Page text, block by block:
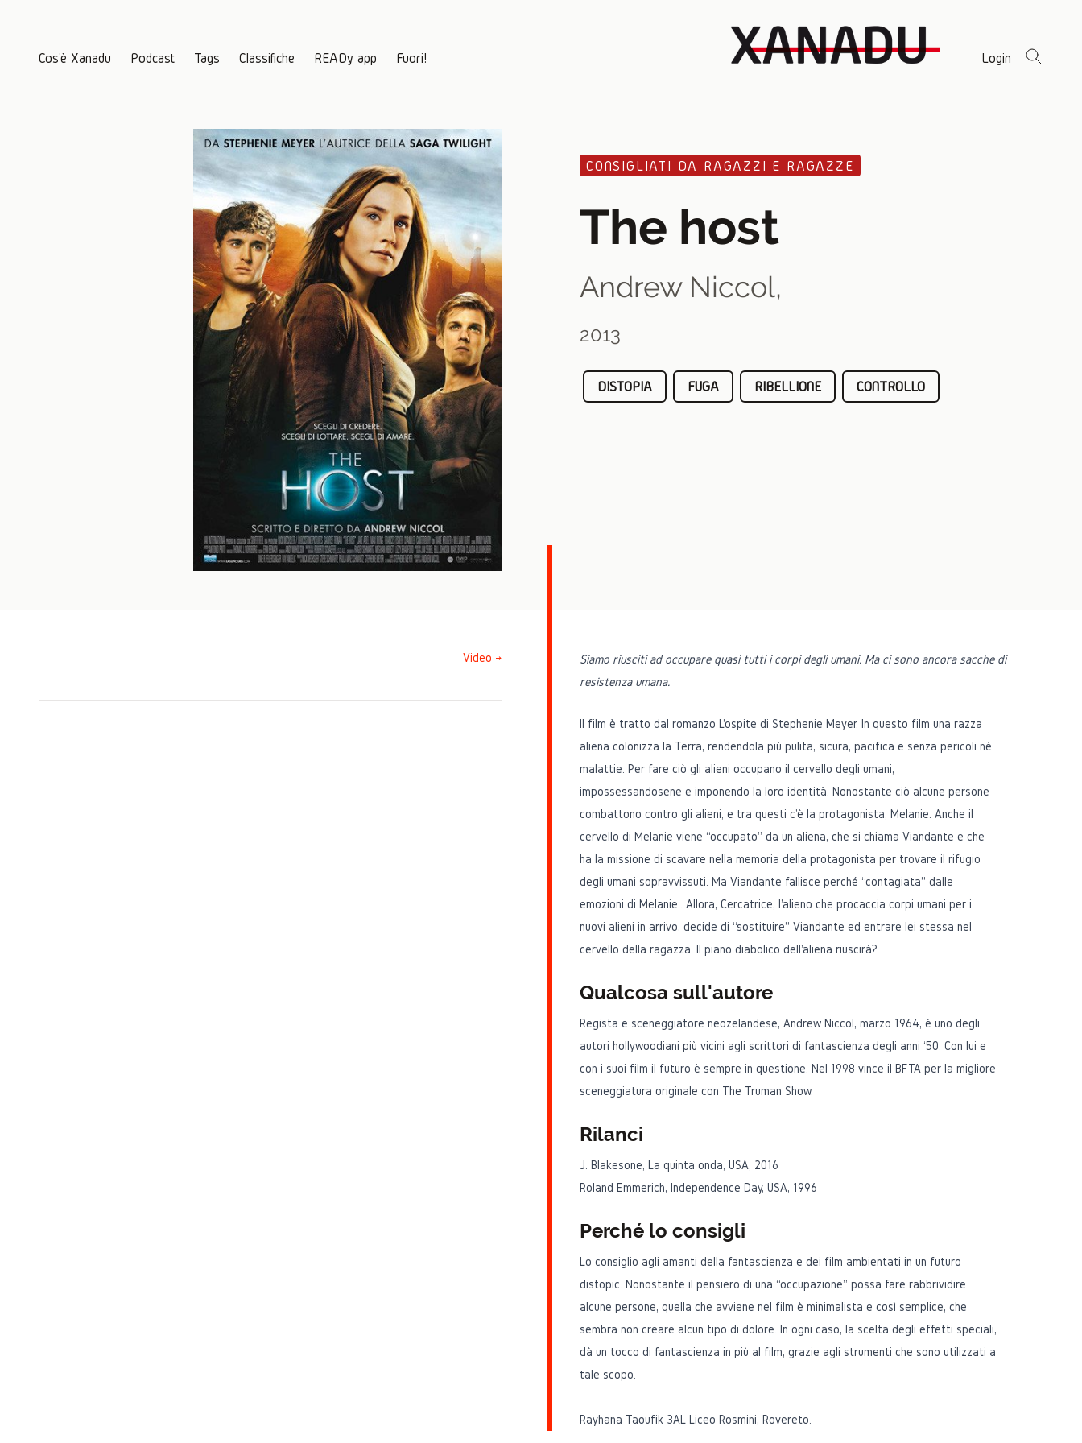
Cos'è Xanadu Podcast Tags Classifiche READy app Fuori! Login
CONSIGLIATI DA RAGAZZI E RAGAZZE
The host
Andrew Niccol,
2013
DISTOPIA FUGA RIBELLIONE CONTROLLO
Video →
Siamo riusciti ad occupare quasi tutti i corpi degli umani. Ma ci sono ancora sacche di
resistenza umana.
Il film è tratto dal romanzo L'ospite di Stephenie Meyer. In questo film una razza
aliena colonizza la Terra, rendendola più pulita, sicura, pacifica e senza pericoli né
malattie. Per fare ciò gli alieni occupano il cervello degli umani,
impossessandosene e imponendo la loro identità. Nonostante ciò alcune persone
combattono contro gli alieni, e tra questi c'è la protagonista, Melanie. Anche il
cervello di Melanie viene “occupato” da un aliena, che si chiama Viandante e che
ha la missione di scavare nella memoria della protagonista per trovare il rifugio
degli umani sopravvissuti. Ma Viandante fallisce perché “contagiata” dalle
emozioni di Melanie.. Allora, Cercatrice, l'alieno che procaccia corpi umani per i
nuovi alieni in arrivo, decide di “sostituire” Viandante ed entrare lei stessa nel
cervello della ragazza. Il piano diabolico dell'aliena riuscirà?
Qualcosa sull'autore
Regista e sceneggiatore neozelandese, Andrew Niccol, marzo 1964, è uno degli
autori hollywoodiani più vicini agli scrittori di fantascienza degli anni ‘50. Con lui e
con i suoi film il futuro è sempre in questione. Nel 1998 vince il BFTA per la migliore
sceneggiatura originale con The Truman Show.
Rilanci
J. Blakesone, La quinta onda, USA, 2016
Roland Emmerich, Independence Day, USA, 1996
Perché lo consigli
Lo consiglio agli amanti della fantascienza e dei film ambientati in un futuro
distopic. Nonostante il pensiero di una “occupazione” possa fare rabbrividire
alcune persone, quella che avviene nel film è minimalista e così semplice, che
sembra non creare alcun tipo di dolore. In ogni caso, la scelta degli effetti speciali,
dà un tocco di fantascienza in più al film, grazie agli strumenti che sono utilizzati a
tale scopo.
Rayhana Taoufik 3AL Liceo Rosmini, Rovereto.